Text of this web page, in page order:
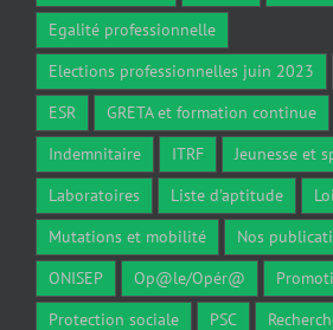
Egalité professionnelle
Elections professionnelles juin 2023
ESR
GRETA et formation continue
Indemnitaire
ITRF
Jeunesse et
Laboratoires
Liste d'aptitude
Mutations et mobilité
Nos
ONISEP
Op@le/Opér@
Protection sociale
PSC